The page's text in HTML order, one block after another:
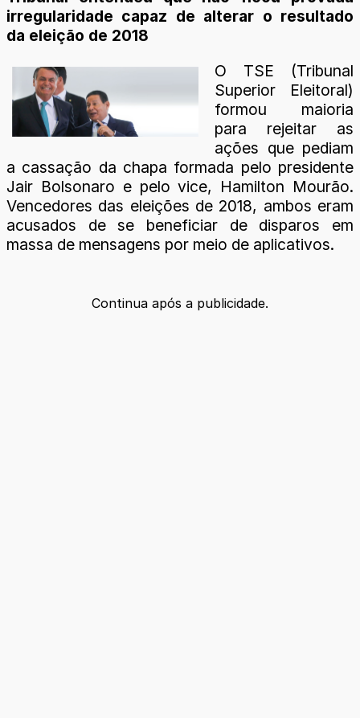
irregularidade capaz de alterar o resultado
da eleição de 2018
O TSE (Tribunal
Superior Eleitoral)
formou maioria
para rejeitar as
ações que pediam
a cassação da chapa formada pelo presidente
Jair Bolsonaro e pelo vice, Hamilton Mourão.
Vencedores das eleições de 2018, ambos eram
acusados de se beneficiar de disparos em
massa de mensagens por meio de aplicativos.
Continua após a publicidade.